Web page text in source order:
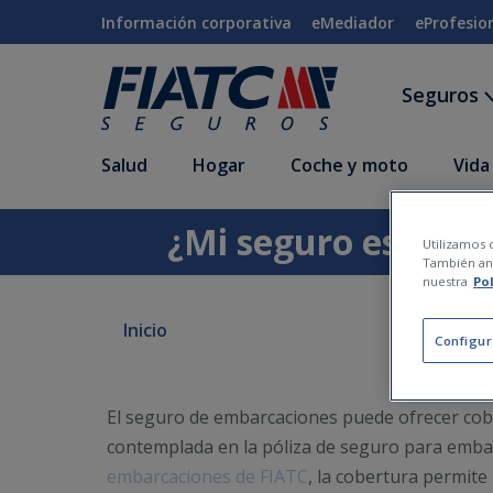
Saltar al contenido principal
Información corporativa eMediador
Seguros
Salud Hogar Coche y moto
¿Mi seguro es
Inicio
El seguro de embarcaciones puede ofrecer
contemplada en la póliza de seguro para
embarcaciones de FIATC, la cobertura
Utilizamos
También
nuestra